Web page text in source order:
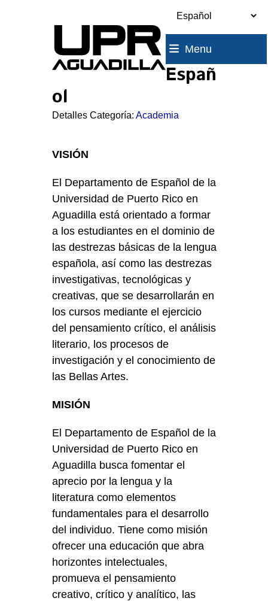
Menu
Españ
ol
Detalles Categoría: Academia
VISIÓN
El Departamento de Español de la
Universidad de Puerto Rico en
Aguadilla está orientado a formar
a los estudiantes en el dominio de
las destrezas básicas de la lengua
española, así como las destrezas
investigativas, tecnológicas y
creativas, que se desarrollarán en
los cursos mediante el ejercicio
del pensamiento crítico, el análisis
literario, los procesos de
investigación y el conocimiento de
las Bellas Artes.
MISIÓN
El Departamento de Español de la
Universidad de Puerto Rico en
Aguadilla busca fomentar el
aprecio por la lengua y la
literatura como elementos
fundamentales para el desarrollo
del individuo. Tiene como misión
ofrecer una educación que abra
horizontes intelectuales,
promueva el pensamiento
creativo, crítico y analítico, las